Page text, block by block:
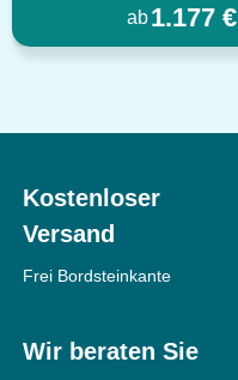
ab1.177 €
Kostenloser
Versand
Frei Bordsteinkante
Wir beraten Sie